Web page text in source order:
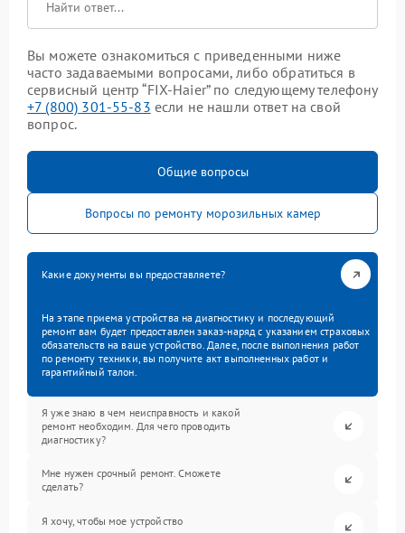
Вы можете ознакомиться с приведенными ниже
часто задаваемыми вопросами, либо обратиться в
сервисный центр “FIX-Haier” по следующему телефону
+7 (800) 301-55-83 если не нашли ответ на свой
вопрос.
Общие вопросы
Вопросы по ремонту морозильных камер
Какие документы вы предоставляете?
На этапе приема устройства на диагностику и последующий
ремонт вам будет предоставлен заказ-наряд с указанием страховых
обязательств на ваше устройство. Далее, после выполнения работ
по ремонту техники, вы получите акт выполненных работ и
гарантийный талон.
Я уже знаю в чем неисправность и какой
ремонт необходим. Для чего проводить
диагностику?
Мне нужен срочный ремонт. Сможете
сделать?
Я хочу, чтобы мое устройство